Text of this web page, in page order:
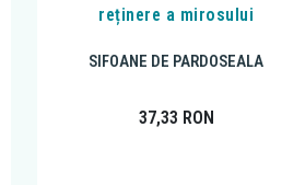
reținere a mirosului
SIFOANE DE PARDOSEALA
37,33 RON